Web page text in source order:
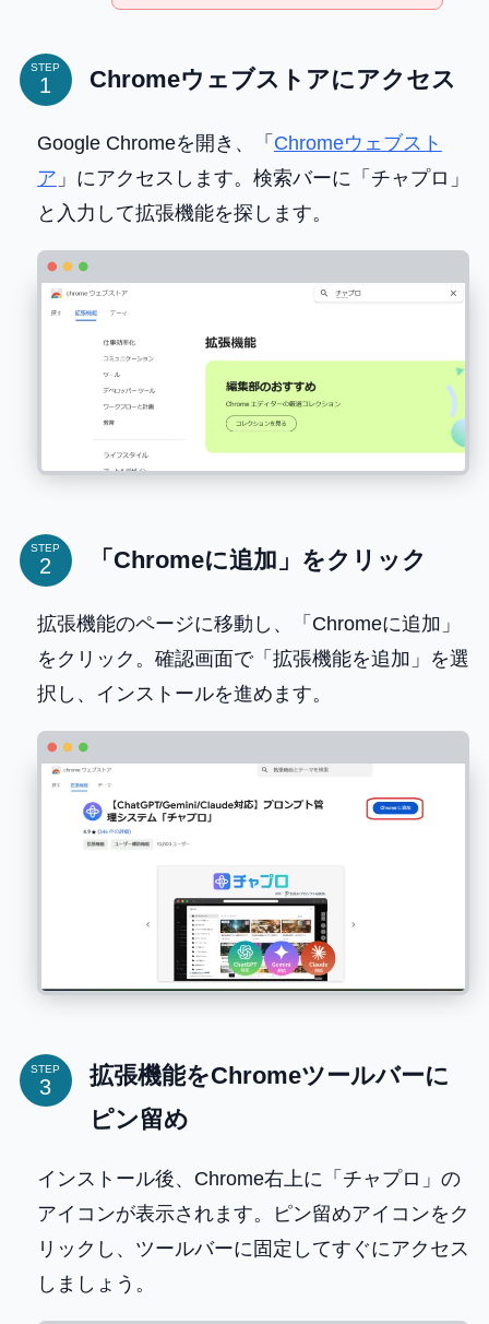
STEP Chromeウェブストアにアクセス
Google Chromeを開き、「 Chromeウェブスト
ア 」にアクセスします。検索バーに「チャプロ」
と入力して拡張機能を探します。
STEP 「Chromeに追加」をクリック
拡張機能のページに移動し、「Chromeに追加」
をクリック。確認画面で「拡張機能を追加」を選
択し、インストールを進めます。
STEP
拡張機能をChromeツールバーに
ピン留め
インストール後、Chrome右上に「チャプロ」の
アイコンが表示されます。ピン留めアイコンをク
リックし、ツールバーに固定してすぐにアクセス
しましょう。